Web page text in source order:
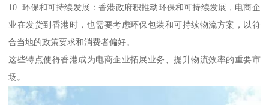
10. 环保和可持续发展：香港政府积推动环保和可持续发展，电商企
业在发货到香港时，也需要考虑环保包装和可持续物流方案，以符
合当地的政策要求和消费者偏好。
这些特点使得香港成为电商企业拓展业务、提升物流效率的重要市
场。